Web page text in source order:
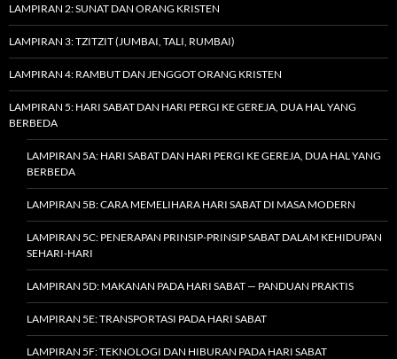
LAMPIRAN 2: SUNAT DAN ORANG KRISTEN
LAMPIRAN 3: TZITZIT (JUMBAI, TALI, RUMBAI)
LAMPIRAN 4: RAMBUT DAN JENGGOT ORANG KRISTEN
LAMPIRAN 5: HARI SABAT DAN HARI PERGI KE GEREJA, DUA HAL YANG
BERBEDA
LAMPIRAN 5A: HARI SABAT DAN HARI PERGI KE GEREJA, DUA HAL YANG
BERBEDA
LAMPIRAN 5B: CARA MEMELIHARA HARI SABAT DI MASA MODERN
LAMPIRAN 5C: PENERAPAN PRINSIP-PRINSIP SABAT DALAM KEHIDUPAN
SEHARI-HARI
LAMPIRAN 5D: MAKANAN PADA HARI SABAT — PANDUAN PRAKTIS
LAMPIRAN 5E: TRANSPORTASI PADA HARI SABAT
LAMPIRAN 5F: TEKNOLOGI DAN HIBURAN PADA HARI SABAT